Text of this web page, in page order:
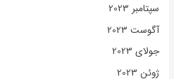
سپتامبر 2023
آگوست 2023
جولای 2023
ژوئن 2023